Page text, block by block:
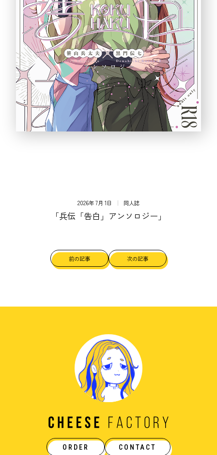
2026年 7月 1日 同人誌
「兵伝「告白」アンソロジー」
前の記事 次の記事
ORDER CONTACT